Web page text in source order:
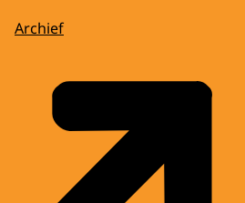
Archief